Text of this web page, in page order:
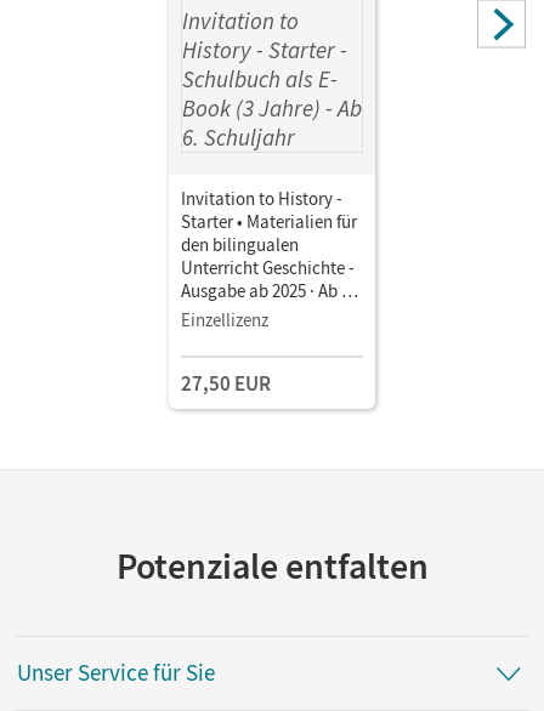
Invitation to History -
Starter • Materialien für
den bilingualen
Unterricht Geschichte -
Ausgabe ab 2025 · Ab 6.
Schuljahr • Schulbuch
Medien
Einzellizenz
27,50 EUR
Potenziale entfalten
Unser Service für Sie